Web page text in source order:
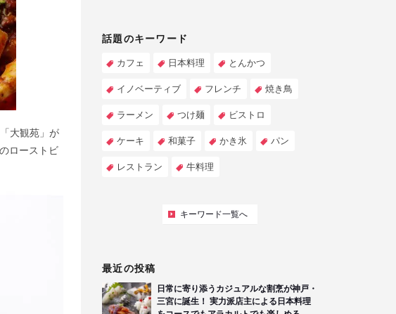
大観苑」が
ローストビ
話題のキーワード
カフェ 日本料理 とんかつ
イノベーティブ フレンチ 焼き鳥
ラーメン つけ麺 ビストロ
ケーキ 和菓子 かき氷 パン
レストラン 牛料理
キーワード一覧へ
最近の投稿
日常に寄り添うカジュアルな割烹が神戸・
三宮に誕生！ 実力派店主による日本料理